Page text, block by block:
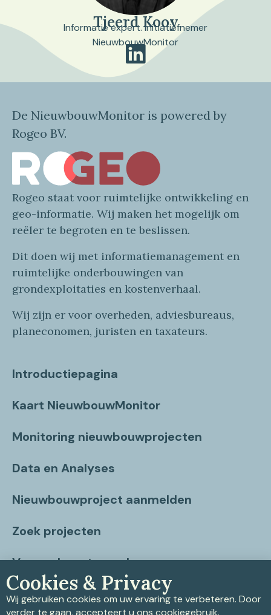
Tjeerd Kooy
Informatie expert. Initiatiefnemer
NieuwbouwMonitor
De NieuwbouwMonitor is powered by
Rogeo BV.
Rogeo staat voor ruimtelijke ontwikkeling en
geo-informatie. Wij maken het mogelijk om
reëler te begroten en te beslissen.
Dit doen wij met informatiemanagement en
ruimtelijke onderbouwingen van
grondexploitaties en kostenverhaal.
Wij zijn er voor overheden, adviesbureaus,
planeconomen, juristen en taxateurs.
Introductiepagina
Kaart NieuwbouwMonitor
Monitoring nieuwbouwprojecten
Data en Analyses
Nieuwbouwproject aanmelden
Zoek projecten
Vragen beantwoord
Contact
Cookies & Privacy
Wij gebruiken cookies om uw ervaring te verbeteren. Door
verder te gaan, accepteert u ons cookiegebruik.